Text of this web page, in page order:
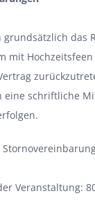
grundsätzlich das
mit Hochzeitsfeen
eine schriftliche
Veranstaltung: